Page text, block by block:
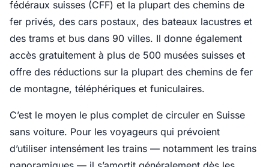
fédéraux suisses (CFF) et la plupart des chemins de
fer privés, des cars postaux, des bateaux lacustres et
des trams et bus dans 90 villes. Il donne également
accès gratuitement à plus de 500 musées suisses et
offre des réductions sur la plupart des chemins de fer
de montagne, téléphériques et funiculaires.
C’est le moyen le plus complet de circuler en Suisse
sans voiture. Pour les voyageurs qui prévoient
d’utiliser intensément les trains — notamment les trains